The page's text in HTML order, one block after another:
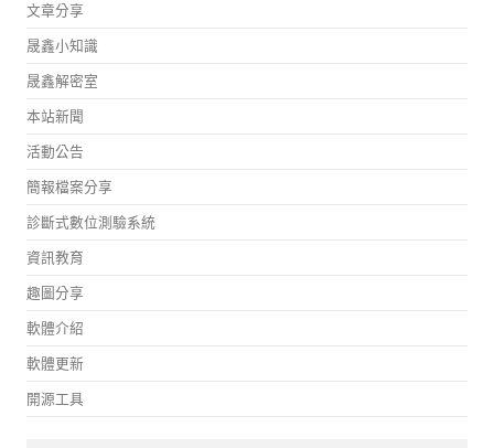
文章分享
晟鑫小知識
晟鑫解密室
本站新聞
活動公告
簡報檔案分享
診斷式數位測驗系統
資訊教育
趣圖分享
軟體介紹
軟體更新
開源工具